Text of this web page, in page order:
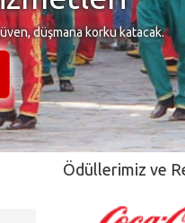
düşmana korku katacak.
Ödüllerimiz ve